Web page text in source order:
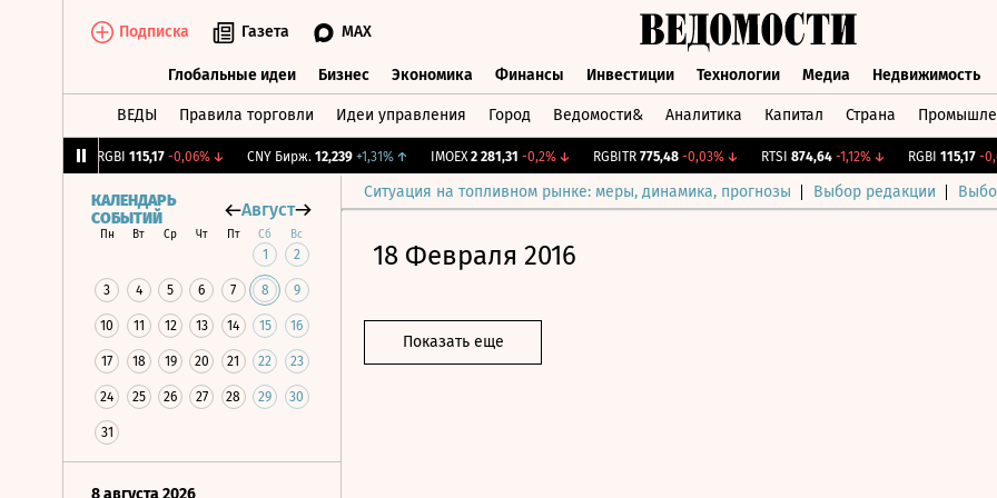
Подписка Газета MAX
Глобальные идеи Бизнес Экономика Финансы Инвестиции Технологии Медиа Недвижимость
ВЕДЫ Правила торговли Идеи управления Город Ведомости& Аналитика Капитал Страна
RGBI 115,17 -0,06%↓ CNY Бирж. 12,239 +1,31%↑ IMOEX 2 281,31 -0,2%↓ RGBITR 775,48 -0,03%↓ RTSI 874,64 -1,12% ↓ RGBI 115,17 -
Ситуация на топливном рынке: меры, динамика, прогнозы Выбор редакции
КАЛЕНДАРЬ
СОБЫТИЙ
Август
Пн Вт Ср Чт Пт Сб Вс
1 2
3 4 5 6 7 8 9
10 11 12 13 14 15 16
17 18 19 20 21 22 23
24 25 26 27 28 29 30
31
8 августа 2026
18 Февраля 2016
Показать еще